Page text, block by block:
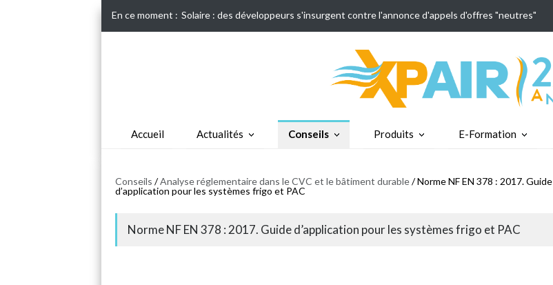
En ce moment : Solaire : des développeurs s'insurgent contre l'annonce d'appels d'offres "neutres"
Accueil Actualités Conseils Produits E-Formation
Conseils /Analyse réglementaire dans le CVC et le bâtiment durable/ Norme NF EN 378 : 2017. Guide
d’application pour les systèmes frigo et PAC
Norme NF EN 378 : 2017. Guide d’application pour les systèmes frigo et PAC